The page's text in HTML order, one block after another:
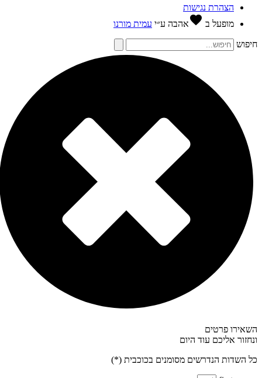
הצהרת נגישות
מופעל בfavoriteאהבהע״יעמית מורנו
פרטים
אליכם עוד היום
השדות הנדרשים מסומנים בכוכבית (*)